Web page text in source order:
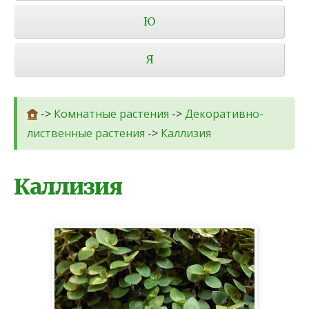
Ю
Я
-> Комнатные растения ->Декоративно-
лиственные растения -> Каллизия
Каллизия